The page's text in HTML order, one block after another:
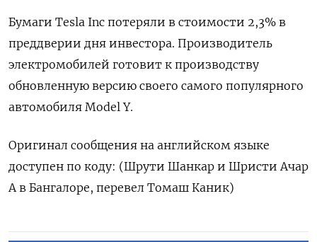
Бумаги Tesla Inc потеряли в стоимости 2,3% в
преддверии дня инвестора. Производитель
электромобилей готовит к производству
обновленную версию своего самого популярного
автомобиля Model Y.
Оригинал сообщения на английском языке
доступен по коду: (Шрути Шанкар и Шристи Ачар
А в Бангалоре, перевел Томаш Каник)